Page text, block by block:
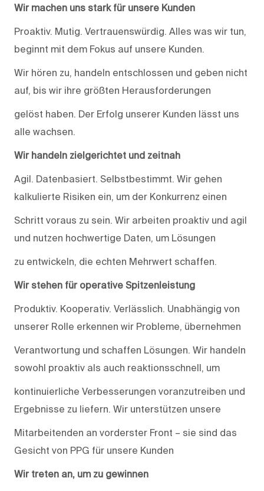
Wir machen uns stark für unsere Kunden
Proaktiv. Mutig. Vertrauenswürdig. Alles was wir tun,
beginnt mit dem Fokus auf unsere Kunden.
Wir hören zu, handeln entschlossen und geben nicht
auf, bis wir ihre größten Herausforderungen
gelöst haben. Der Erfolg unserer Kunden lässt uns
alle wachsen.
Wir handeln zielgerichtet und zeitnah
Agil. Datenbasiert. Selbstbestimmt. Wir gehen
kalkulierte Risiken ein, um der Konkurrenz einen
Schritt voraus zu sein. Wir arbeiten proaktiv und agil
und nutzen hochwertige Daten, um Lösungen
zu entwickeln, die echten Mehrwert schaffen.
Wir stehen für operative Spitzenleistung
Produktiv. Kooperativ. Verlässlich. Unabhängig von
unserer Rolle erkennen wir Probleme, übernehmen
Verantwortung und schaffen Lösungen. Wir handeln
sowohl proaktiv als auch reaktionsschnell, um
kontinuierliche Verbesserungen voranzutreiben und
Ergebnisse zu liefern. Wir unterstützen unsere
Mitarbeitenden an vorderster Front – sie sind das
Gesicht von PPG für unsere Kunden
Wir treten an, um zu gewinnen